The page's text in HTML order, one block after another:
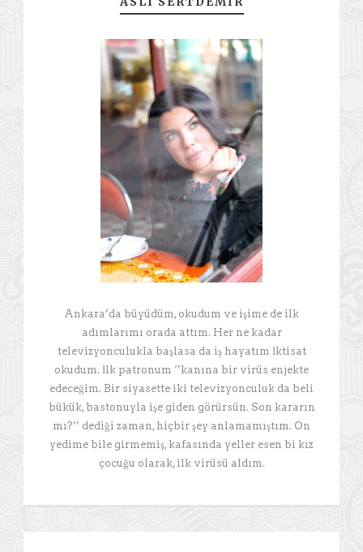
Ankara’da büyüdüm, okudum ve işime de ilk
adımlarımı orada attım. Her ne kadar
televizyonculukla başlasa da iş hayatım İktisat
okudum. İlk patronum ‘’kanına bir virüs enjekte
edeceğim. Bir siyasette iki televizyonculuk da beli
bükük, bastonuyla işe giden görürsün. Son kararın
mı?’’ dediği zaman, hiçbir şey anlamamıştım. On
yedime bile girmemiş, kafasında yeller esen bi kız
çocuğu olarak, ilk virüsü aldım.